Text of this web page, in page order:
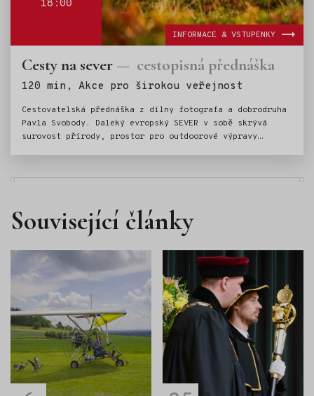
18:00
Cesty na sever cestopisná přednáška
120 min, Akce pro širokou veřejnost
Cestovatelská přednáška z dílny fotografa a dobrodruha
Pavla Svobody. Daleký evropský SEVER v sobě skrývá
surovost přírody, prostor pro outdoorové výpravy
INFORMACE & VSTUPENKY
Související články